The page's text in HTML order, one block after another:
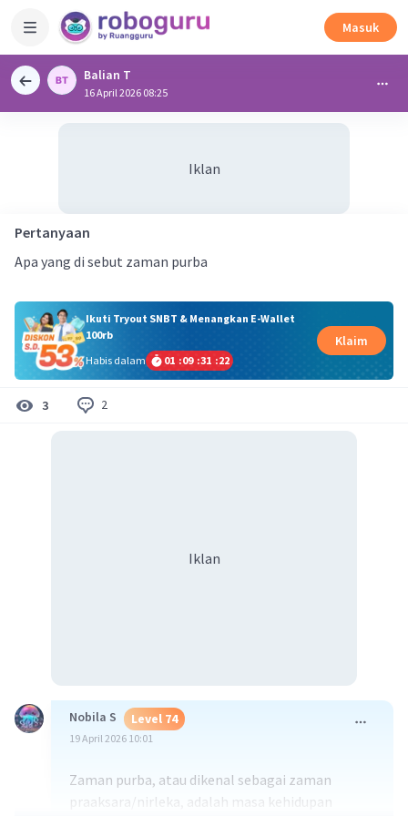
Masuk
Balian T
16 April 2026 08:25
Iklan
Pertanyaan
Apa yang di sebut zaman purba
Ikuti Tryout SNBT & Menangkan E-Wallet
100rb
Habis dalam
01 :09 :31 :22
Klaim
3 2
Iklan
Nobila S Level 74
19 April 2026 10:01
Zaman purba, atau dikenal sebagai zaman
praaksara/nirleka, adalah masa kehidupan